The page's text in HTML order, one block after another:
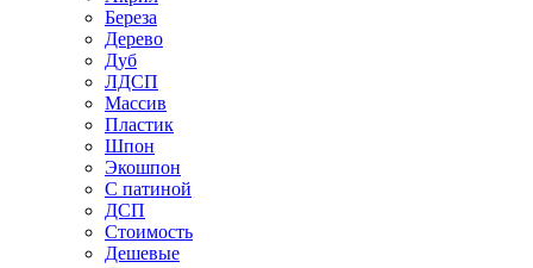
Береза
Дерево
Дуб
ЛДСП
Массив
Пластик
Шпон
Экошпон
С патиной
ДСП
Стоимость
Дешевые